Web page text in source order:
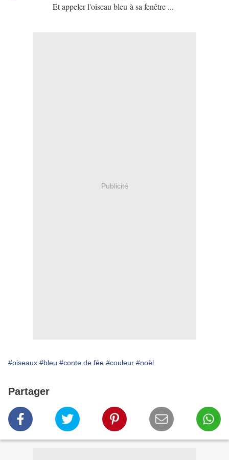
Et appeler l'oiseau bleu à sa fenêtre ...
Publicité
#oiseaux #bleu #conte de fée #couleur #noël
Partager